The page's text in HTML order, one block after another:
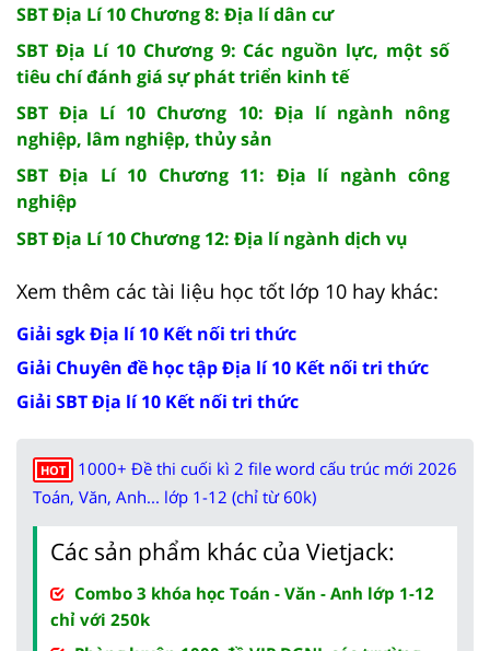
SBT Địa Lí 10 Chương 8: Địa lí dân cư
SBT Địa Lí 10 Chương 9: Các nguồn lực, một số
tiêu chí đánh giá sự phát triển kinh tế
SBT Địa Lí 10 Chương 10: Địa lí ngành nông
nghiệp, lâm nghiệp, thủy sản
SBT Địa Lí 10 Chương 11: Địa lí ngành công
nghiệp
SBT Địa Lí 10 Chương 12: Địa lí ngành dịch vụ
Xem thêm các tài liệu học tốt lớp 10 hay khác:
Giải sgk Địa lí 10 Kết nối tri thức
Giải Chuyên đề học tập Địa lí 10 Kết nối tri thức
Giải SBT Địa lí 10 Kết nối tri thức
HOT
1000+ Đề thi cuối kì 2 file word cấu trúc mới 2026
Toán, Văn, Anh... lớp 1-12 (chỉ từ 60k)
Các sản phẩm khác của Vietjack:
Combo 3 khóa học Toán - Văn - Anh lớp 1-12
chỉ với 250k